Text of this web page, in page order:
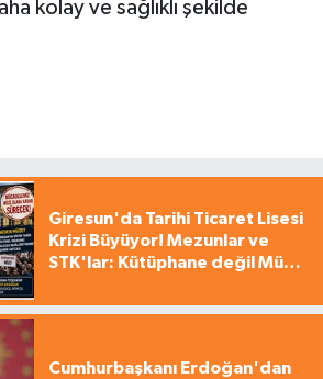
kolay ve sağlıklı şekilde
Giresun'da Tarihi Ticaret Lisesi
Krizi Büyüyor! Mezunlar ve
STK'lar: Kütüphane değil Müze
Cumhurbaşkanı Erdoğan'dan